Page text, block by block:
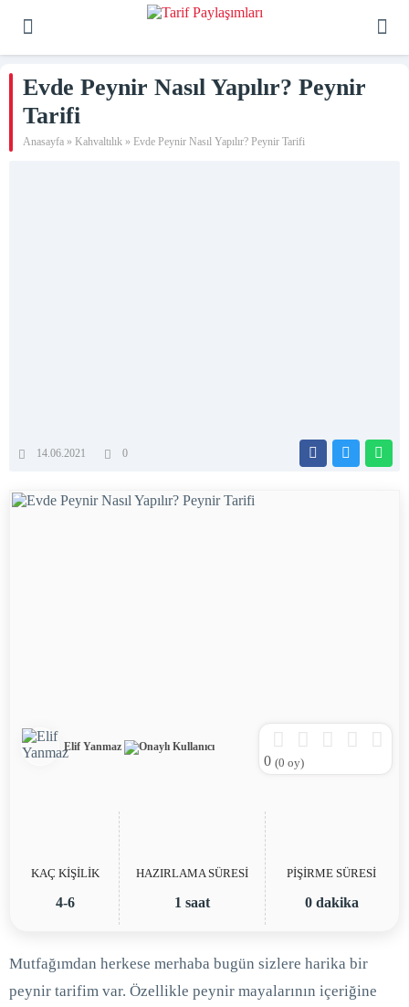
Evde Peynir Nasıl Yapılır? Peynir
Tarifi
Anasayfa » Kahvaltılık » Evde Peynir Nasıl Yapılır? Peynir Tarifi
14.06.2021 0
Elif Yanmaz
0 (0 oy)
KAÇ KİŞİLİK
4-6
HAZIRLAMA SÜRESİ
1 saat
PİŞİRME SÜRESİ
0 dakika
Mutfağımdan herkese merhaba bugün sizlere harika bir
peynir tarifim var. Özellikle peynir mayalarının içeriğine